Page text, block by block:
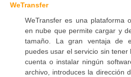
WeTransfer
WeTransfer es una plataforma
en nube que permite cargar y
tamaño. La gran ventaja de
puedes usar el servicio sin
cuenta o instalar ningún
archivo, introduces la dirección